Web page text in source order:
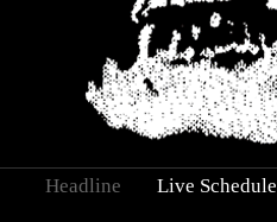
Headline Live Schedule